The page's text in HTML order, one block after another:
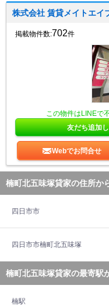
株式会社 賃貸メイトエイ
掲載物件数:702件
この物件はLINEで
友だち追加
Webでお問合せ
楠町北五味塚貸家の住所か
四日市市
四日市市楠町北五味塚
楠町北五味塚貸家の最寄駅
楠駅